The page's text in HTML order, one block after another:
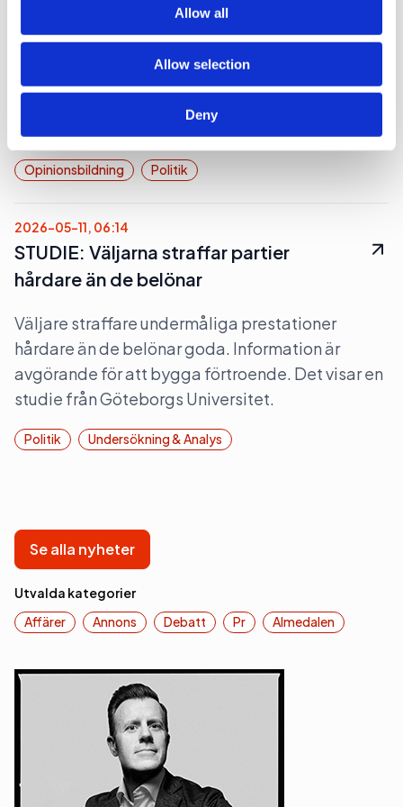
Allow all
Allow selection
Deny
beslut om tjänstemannaansvar
Den fackliga centralorganisationen TCO och
dess medlemsförbund ST är kritiska till att
riksdagen klubbade igenom propositionen Ett
utökat straffrättsligt tjänstemannaansvar.
Opinionsbildning Politik
2026-05-11, 06:14
STUDIE: Väljarna straffar partier
hårdare än de belönar
Väljare straffare undermåliga prestationer
hårdare än de belönar goda. Information är
avgörande för att bygga förtroende. Det visar en
studie från Göteborgs Universitet.
Politik Undersökning & Analys
Se alla nyheter
Utvalda kategorier
Affärer
Annons Debatt Pr Almedalen